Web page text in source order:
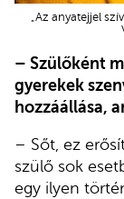
„Az anyatejjel
– Szülőként
gyerekek
hozzáállása,
– Sőt, ez
szülő sok
egy ilyen